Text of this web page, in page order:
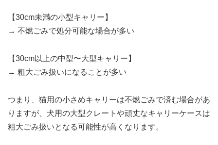
【30cm未満の小型キャリー】
→ 不燃ごみで処分可能な場合が多い
【30cm以上の中型〜大型キャリー】
→ 粗大ごみ扱いになることが多い
つまり、猫用の小さめキャリーは不燃ごみで済む場合があ
りますが、犬用の大型クレートや頑丈なキャリーケースは
粗大ごみ扱いとなる可能性が高くなります。